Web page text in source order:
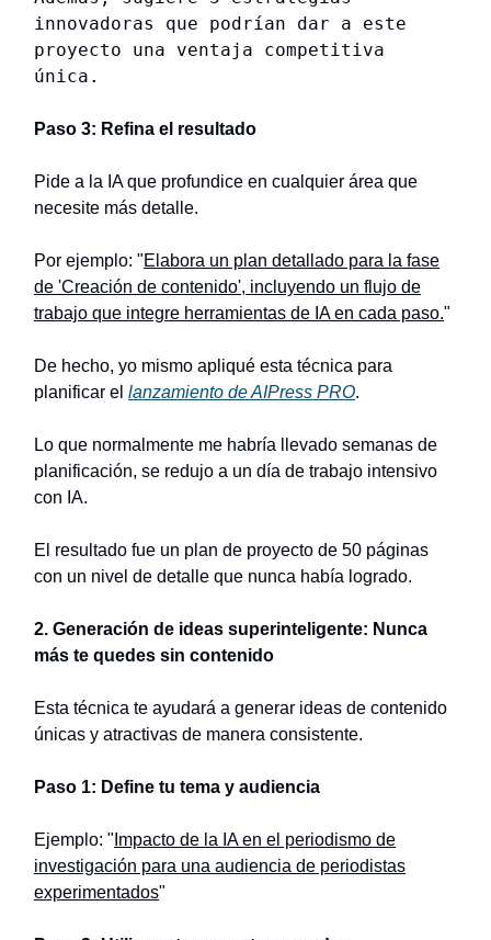
innovadoras que podrían dar a este
proyecto una ventaja competitiva
única.
Paso 3: Refina el resultado
Pide a la IA que profundice en cualquier área que
necesite más detalle.
Por ejemplo: "Elabora un plan detallado para la fase
de 'Creación de contenido', incluyendo un flujo de
trabajo que integre herramientas de IA en cada paso."
De hecho, yo mismo apliqué esta técnica para
planificar el lanzamiento de AIPress PRO.
Lo que normalmente me habría llevado semanas de
planificación, se redujo a un día de trabajo intensivo
con IA.
El resultado fue un plan de proyecto de 50 páginas
con un nivel de detalle que nunca había logrado.
2. Generación de ideas superinteligente: Nunca
más te quedes sin contenido
Esta técnica te ayudará a generar ideas de contenido
únicas y atractivas de manera consistente.
Paso 1: Define tu tema y audiencia
Ejemplo: " Impacto de la IA en el periodismo de
investigación para una audiencia de periodistas
experimentados"